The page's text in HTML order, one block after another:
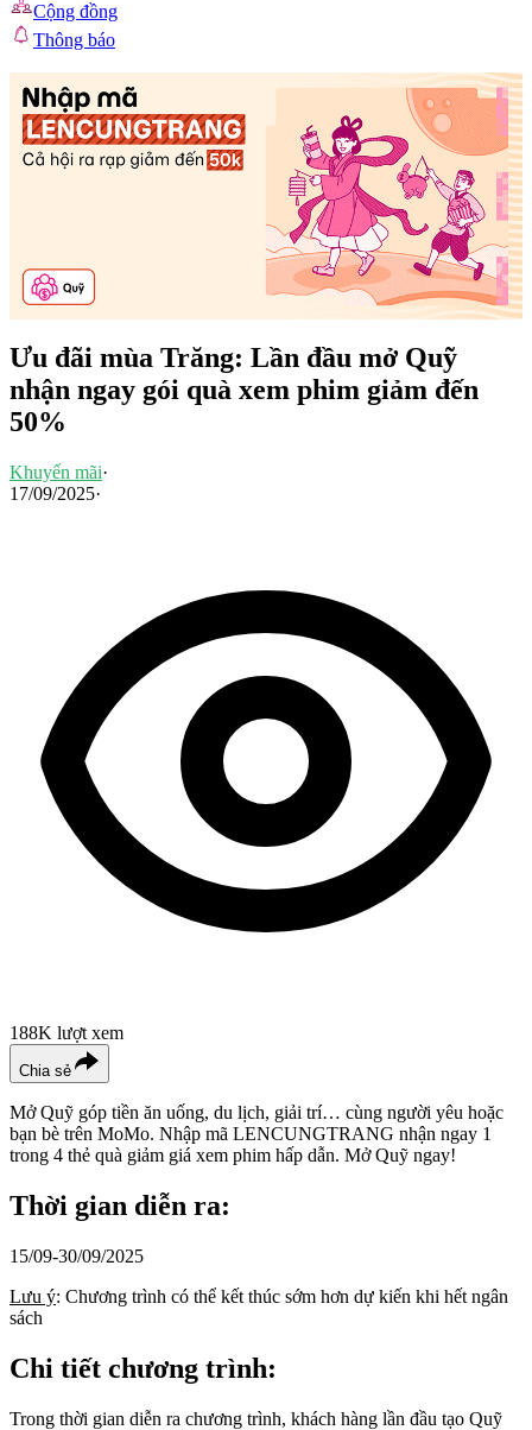
Cộng đồng
Thông báo
Ưu đãi mùa Trăng: Lần đầu mở Quỹ
nhận ngay gói quà xem phim giảm đến
50%
Khuyến mãi·
17/09/2025·
188K lượt xem
Chia sẻ
Mở Quỹ góp tiền ăn uống, du lịch, giải trí… cùng người yêu hoặc
bạn bè trên MoMo. Nhập mã LENCUNGTRANG nhận ngay 1
trong 4 thẻ quà giảm giá xem phim hấp dẫn. Mở Quỹ ngay!
Thời gian diễn ra:
15/09-30/09/2025
Lưu ý: Chương trình có thể kết thúc sớm hơn dự kiến khi hết ngân
sách
Chi tiết chương trình:
Trong thời gian diễn ra chương trình, khách hàng lần đầu tạo Quỹ